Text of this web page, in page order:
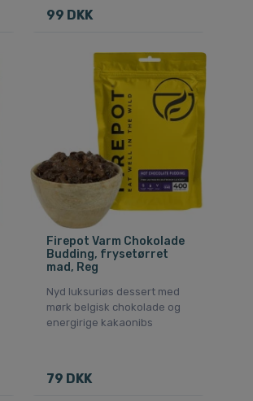
99 DKK
Firepot Varm Chokolade
Budding, frysetørret
mad, Reg
Nyd luksuriøs dessert med
mørk belgisk chokolade og
energirige kakaonibs
79 DKK